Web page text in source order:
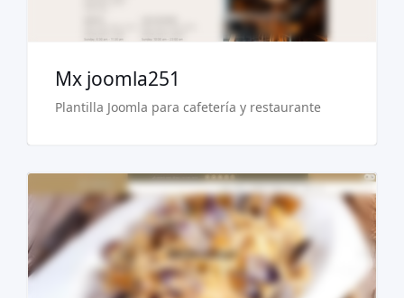
Mx joomla251
Plantilla Joomla para cafetería y restaurante
Ver Demo